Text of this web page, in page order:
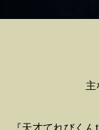
主
『天才てれびく